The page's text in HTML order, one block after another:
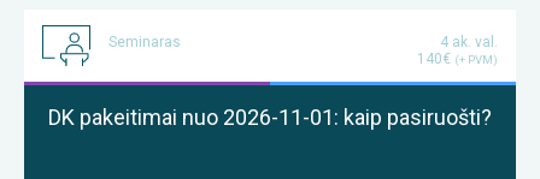
Seminaras
4 ak. val.
140€ (+ PVM)
DK pakeitimai nuo 2026-11-01: kaip pasiruošti?